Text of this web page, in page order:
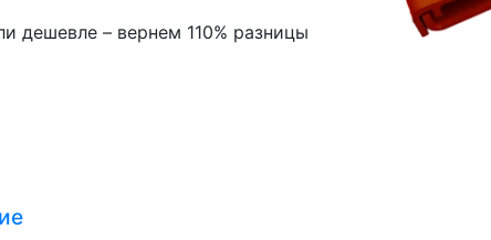
дешевле – вернем 110% разницы